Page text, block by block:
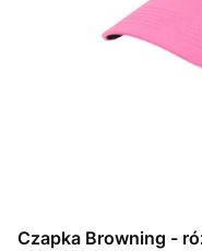
Czapka Browning -